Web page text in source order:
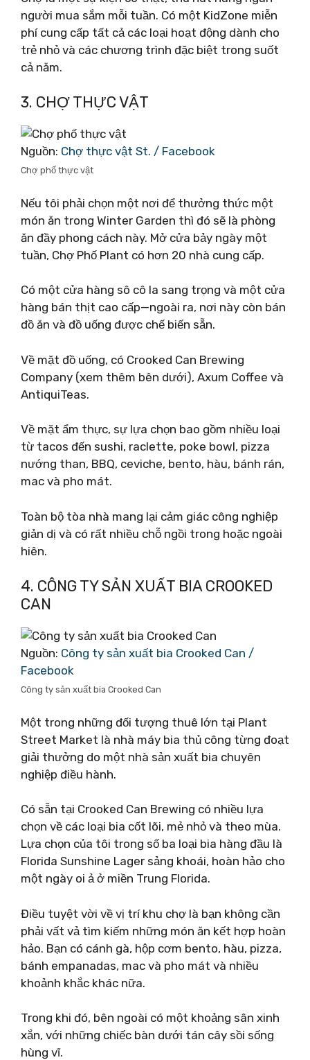
người mua sắm mỗi tuần. Có một KidZone miễn
phí cung cấp tất cả các loại hoạt động dành cho
trẻ nhỏ và các chương trình đặc biệt trong suốt
cả năm.
3. CHỢ THỰC VẬT
Nguồn: Chợ thực vật St. / Facebook
Chợ phố thực vật
Nếu tôi phải chọn một nơi để thưởng thức một
món ăn trong Winter Garden thì đó sẽ là phòng
ăn đầy phong cách này. Mở cửa bảy ngày một
tuần, Chợ Phố Plant có hơn 20 nhà cung cấp.
Có một cửa hàng sô cô la sang trọng và một cửa
hàng bán thịt cao cấp—ngoài ra, nơi này còn bán
đồ ăn và đồ uống được chế biến sẵn.
Về mặt đồ uống, có Crooked Can Brewing
Company (xem thêm bên dưới), Axum Coffee và
AntiquiTeas.
Về mặt ẩm thực, sự lựa chọn bao gồm nhiều loại
từ tacos đến sushi, raclette, poke bowl, pizza
nướng than, BBQ, ceviche, bento, hàu, bánh rán,
mac và pho mát.
Toàn bộ tòa nhà mang lại cảm giác công nghiệp
giản dị và có rất nhiều chỗ ngồi trong hoặc ngoài
hiên.
4. CÔNG TY SẢN XUẤT BIA CROOKED
CAN
Nguồn: Công ty sản xuất bia Crooked Can /
Facebook
Công ty sản xuất bia Crooked Can
Một trong những đối tượng thuê lớn tại Plant
Street Market là nhà máy bia thủ công từng đoạt
giải thưởng do một nhà sản xuất bia chuyên
nghiệp điều hành.
Có sẵn tại Crooked Can Brewing có nhiều lựa
chọn về các loại bia cốt lõi, mẻ nhỏ và theo mùa.
Lựa chọn của tôi trong số ba loại bia hàng đầu là
Florida Sunshine Lager sảng khoái, hoàn hảo cho
một ngày oi ả ở miền Trung Florida.
Điều tuyệt vời về vị trí khu chợ là bạn không cần
phải vất vả tìm kiếm những món ăn kết hợp hoàn
hảo. Bạn có cánh gà, hộp cơm bento, hàu, pizza,
bánh empanadas, mac và pho mát và nhiều
khoảnh khắc khác nữa.
Trong khi đó, bên ngoài có một khoảng sân xinh
xắn, với những chiếc bàn dưới tán cây sồi sống
hùng vĩ.